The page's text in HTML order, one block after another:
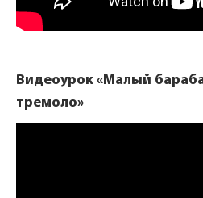
Видеоурок «Малый
тремоло»